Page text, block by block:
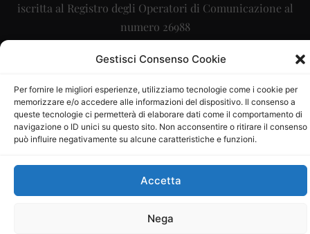
Gestisci Consenso Cookie
Per fornire le migliori esperienze, utilizziamo tecnologie come i cookie per
memorizzare e/o accedere alle informazioni del dispositivo. Il consenso a
queste tecnologie ci permetterà di elaborare dati come il comportamento di
navigazione o ID unici su questo sito. Non acconsentire o ritirare il consenso
può influire negativamente su alcune caratteristiche e funzioni.
Accetta
Nega
iscritta al Registro degli Operatori di Comunicazione al
numero 26988
Sito gestito daLa Digitale srl–info@ladigitale.it